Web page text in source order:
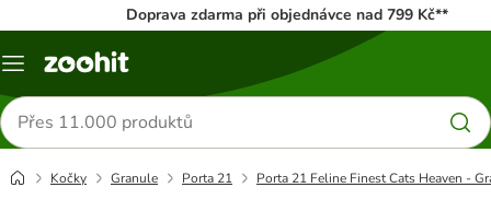
Doprava zdarma při objednávce nad 799 Kč**
Menu
Hledat
produkty
Kočky Granule Porta 21 Porta 21 Feline Finest Cats Heaven -